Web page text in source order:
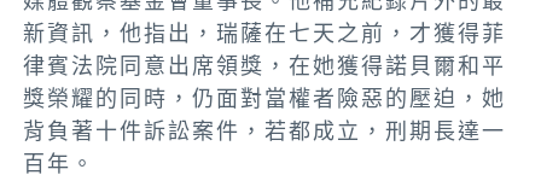
新資訊，他指出，瑞薩在七天之前，才獲得菲
律賓法院同意出席領獎，在她獲得諾貝爾和平
獎榮耀的同時，仍面對當權者險惡的壓迫，她
背負著十件訴訟案件，若都成立，刑期長達一
百年。